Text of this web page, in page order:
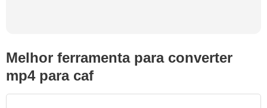
Melhor ferramenta para converter
mp4 para caf